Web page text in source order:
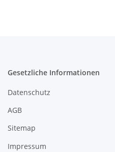
Gesetzliche Informationen
Datenschutz
AGB
Sitemap
Impressum